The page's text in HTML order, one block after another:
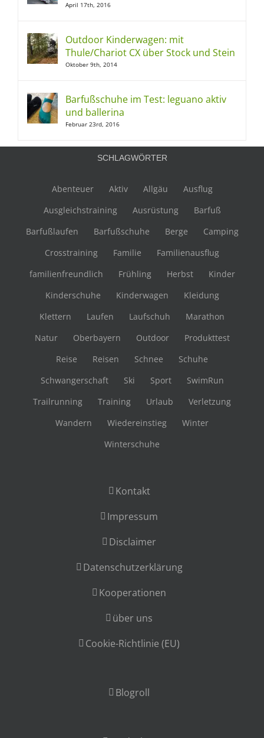
April 17th, 2016
Outdoor Kinderwagen: mit
Thule/Chariot CX über Stock und Stein
Oktober 9th, 2014
Barfußschuhe im Test: leguano aktiv
und ballerina
Februar 23rd, 2016
SCHLAGWÖRTER
Abenteuer Aktiv Allgäu
Ausflug
Ausgleichstraining
Ausrüstung
Barfuß
Barfußlaufen
Barfußschuhe Berge
Camping
Crosstraining
Familie
Familienausflug
familienfreundlich
Frühling Herbst
Kinder
Kinderschuhe
Kinderwagen
Kleidung
Klettern
Laufen Laufschuh
Marathon
Natur
Oberbayern Outdoor
Produkttest
Reise
Reisen Schnee
Schuhe
Schwangerschaft
Ski Sport
SwimRun
Trailrunning
Training Urlaub
Verletzung
Wandern
Wiedereinstieg
Winter
Winterschuhe
Kontakt
Impressum
Disclaimer
Datenschutzerklärung
Kooperationen
über uns
Cookie-Richtlinie (EU)
Blogroll